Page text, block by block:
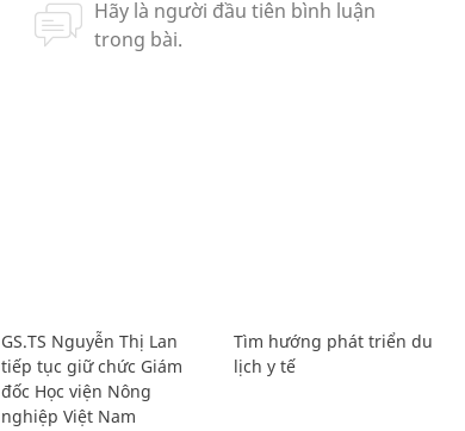
GS.TS Nguyễn Thị Lan
tiếp tục giữ chức Giám
đốc Học viện Nông
nghiệp Việt Nam
Tìm hướng phát triển du
lịch y tế